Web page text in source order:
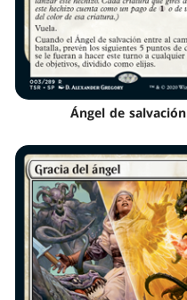
Ángel de salvación